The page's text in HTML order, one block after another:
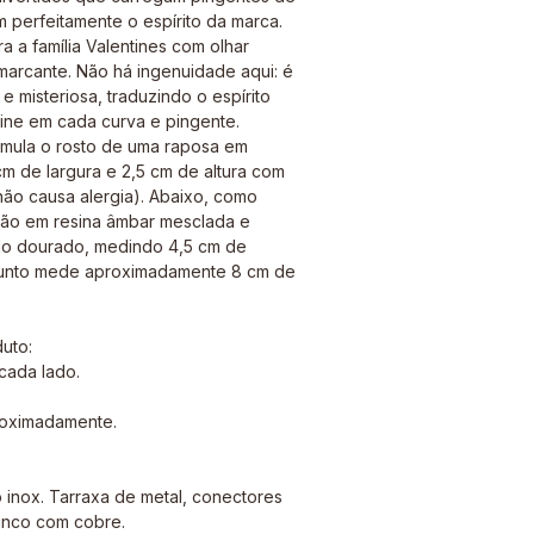
perfeitamente o espírito da marca.
a família Valentines com olhar
Não há ingenuidade aqui: é
misteriosa, traduzindo o espírito
em cada curva e pingente.
o rosto de uma raposa em
de largura e 2,5 cm de altura com
causa alergia). Abaixo, como
em resina âmbar mesclada e
dourado, medindo 4,5 cm de
mede aproximadamente 8 cm de
lado.
inox. Tarraxa de metal, conectores
com cobre.